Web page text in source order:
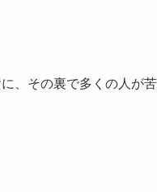
、その裏で多くの人が